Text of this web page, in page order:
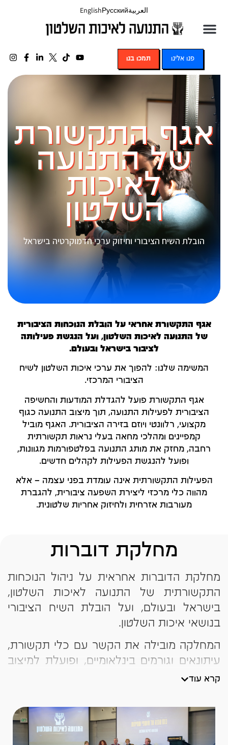
العربيةРусский
English
פנו אלינו תמכו בנו
אגף התקשורת
של התנועה
לאיכות
השלטון
הובלת השיח הציבורי וחיזוק ערכי הדמוקרטיה בישראל
אגף התקשורת אחראי על הובלת הנוכחות הציבורית
של התנועה לאיכות השלטון, ועל הנגשת פעילותה
לציבור בישראל ובעולם.
המשימה שלנו: להפוך את ערכי איכות השלטון לשיח
הציבורי המרכזי.
אגף התקשורת פועל להגדלת המודעות והחשיפה
הציבורית לפעילות התנועה, תוך מיצוב התנועה כגוף
מקצועי, רלוונטי ויוזם בזירה הציבורית. האגף מוביל
קמפיינים ומהלכי מחאה בעלי נראות תקשורתית
רחבה, מחזק את מותג התנועה בפלטפורמות מגוונות,
ופועל להנגשת הפעילות לקהלים חדשים.
הפעילות התקשורתית אינה עומדת בפני עצמה – אלא
מהווה כלי מרכזי ליצירת השפעה ציבורית, להגברת
מעורבות אזרחית ולחיזוק אחריות שלטונית.
מחלקת דוברות
מחלקת הדוברות אחראית על ניהול הנוכחות
התקשורתית של התנועה לאיכות השלטון,
בישראל ובעולם, ועל הובלת השיח הציבורי
בנושאי איכות השלטון.
המחלקה מובילה את הקשר עם כלי תקשורת,
עיתונאים וגורמים בינלאומיים, ופועלת למיצוב
התנועה כגורם מקצועי ורלוונטי בזירה
הפעילות כוללת:
הפצת הודעות לעיתונות
קרא עוד